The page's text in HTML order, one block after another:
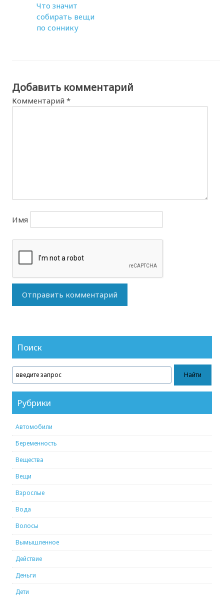
Что значит
собирать вещи
по соннику
Добавить комментарий
Комментарий*
Имя
Поиск
Рубрики
Автомобили
Беременность
Вещества
Вещи
Взрослые
Вода
Волосы
Вымышленное
Действие
Деньги
Дети